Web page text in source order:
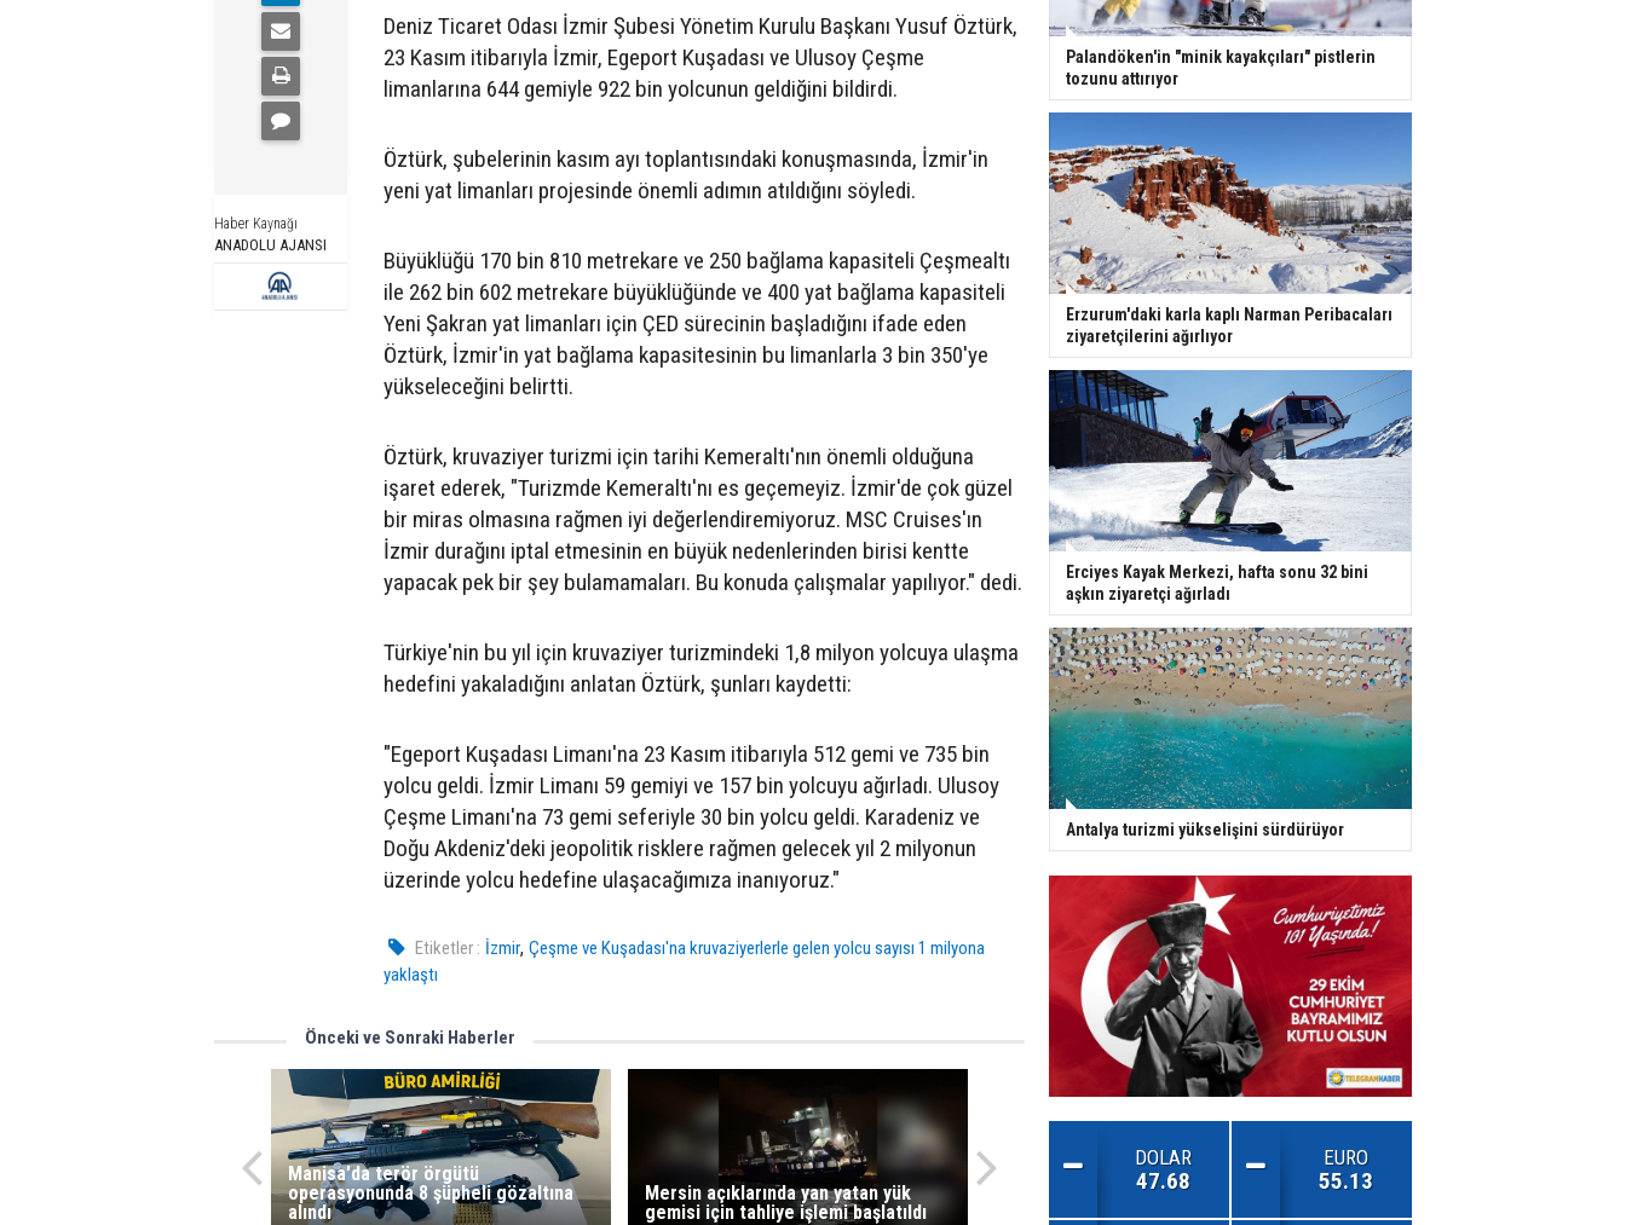
Haber Kaynağı
ANADOLU AJANSI
Deniz Ticaret Odası İzmir Şubesi Yönetim Kurulu Başkanı Yusuf Öztürk,
23 Kasım itibarıyla İzmir, Egeport Kuşadası ve Ulusoy Çeşme
limanlarına 644 gemiyle 922 bin yolcunun geldiğini bildirdi.
Öztürk, şubelerinin kasım ayı toplantısındaki konuşmasında, İzmir'in
yeni yat limanları projesinde önemli adımın atıldığını söyledi.
Büyüklüğü 170 bin 810 metrekare ve 250 bağlama kapasiteli Çeşmealtı
ile 262 bin 602 metrekare büyüklüğünde ve 400 yat bağlama kapasiteli
Yeni Şakran yat limanları için ÇED sürecinin başladığını ifade eden
Öztürk, İzmir'in yat bağlama kapasitesinin bu limanlarla 3 bin 350'ye
yükseleceğini belirtti.
Öztürk, kruvaziyer turizmi için tarihi Kemeraltı'nın önemli olduğuna
işaret ederek, "Turizmde Kemeraltı'nı es geçemeyiz. İzmir'de çok güzel
bir miras olmasına rağmen iyi değerlendiremiyoruz. MSC Cruises'ın
İzmir durağını iptal etmesinin en büyük nedenlerinden birisi kentte
yapacak pek bir şey bulamamaları. Bu konuda çalışmalar yapılıyor." dedi.
Türkiye'nin bu yıl için kruvaziyer turizmindeki 1,8 milyon yolcuya ulaşma
hedefini yakaladığını anlatan Öztürk, şunları kaydetti:
"Egeport Kuşadası Limanı'na 23 Kasım itibarıyla 512 gemi ve 735 bin
yolcu geldi. İzmir Limanı 59 gemiyi ve 157 bin yolcuyu ağırladı. Ulusoy
Çeşme Limanı'na 73 gemi seferiyle 30 bin yolcu geldi. Karadeniz ve
Doğu Akdeniz'deki jeopolitik risklere rağmen gelecek yıl 2 milyonun
üzerinde yolcu hedefine ulaşacağımıza inanıyoruz."
Etiketler : İzmir,Çeşme ve Kuşadası'na kruvaziyerlerle gelen yolcu sayısı 1 milyona
yaklaştı
Önceki ve Sonraki Haberler
Manisa'da terör örgütü
operasyonunda 8 şüpheli gözaltına
alındı
Mersin açıklarında yan yatan yük
gemisi için tahliye işlemi başlatıldı
Palandöken'in "minik kayakçıları" pistlerin
tozunu attırıyor
Erzurum'daki karla kaplı Narman Peribacaları
ziyaretçilerini ağırlıyor
Erciyes Kayak Merkezi, hafta sonu 32 bini
aşkın ziyaretçi ağırladı
Antalya turizmi yükselişini sürdürüyor
DOLAR
47.68
EURO
55.13